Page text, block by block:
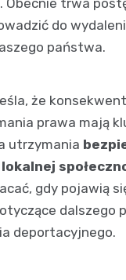
do
państwa.
że
prawa mają
utrzymania
gdy pojawią
dalszego
deportacyjnego.